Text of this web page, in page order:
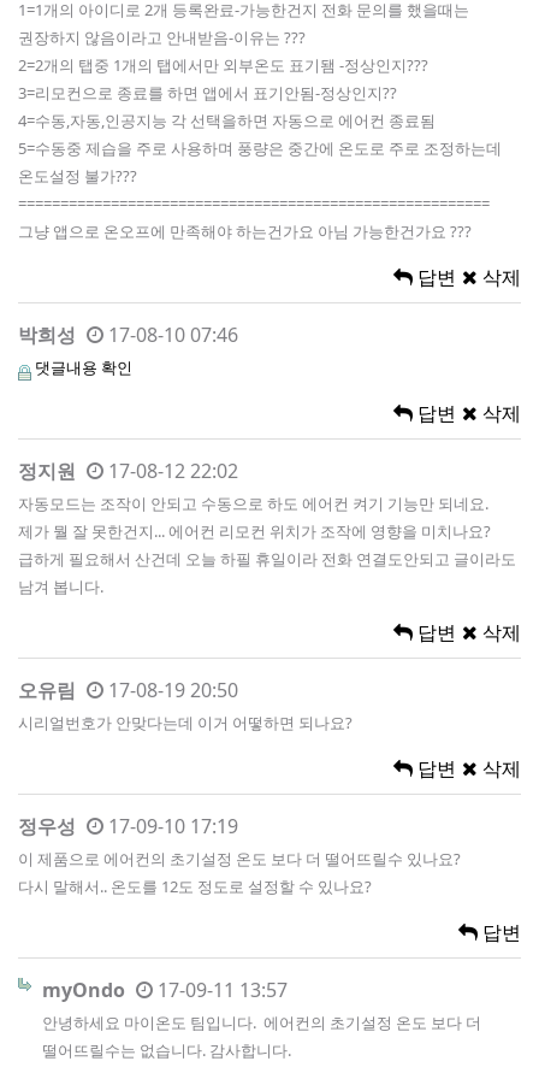
1=1개의 아이디로 2개 등록완료-가능한건지 전화 문의를 했을때는
권장하지 않음이라고 안내받음-이유는 ???
2=2개의 탭중 1개의 탭에서만 외부온도 표기됌 -정상인지???
3=리모컨으로 종료를 하면 앱에서 표기안됨-정상인지??
4=수동,자동,인공지능 각 선택을하면 자동으로 에어컨 종료됨
5=수동중 제습을 주로 사용하며 풍량은 중간에 온도로 주로 조정하는데
온도설정 불가???
========================================================
그냥 앱으로 온오프에 만족해야 하는건가요 아님 가능한건가요 ???
답변 삭제
박희성 17-08-10 07:46
댓글내용 확인
답변 삭제
정지원 17-08-12 22:02
자동모드는 조작이 안되고 수동으로 하도 에어컨 켜기 기능만 되네요.
제가 뭘 잘 못한건지... 에어컨 리모컨 위치가 조작에 영향을 미치나요?
급하게 필요해서 산건데 오늘 하필 휴일이라 전화 연결도안되고 글이라도
남겨 봅니다.
답변 삭제
오유림 17-08-19 20:50
시리얼번호가 안맞다는데 이거 어떻하면 되나요?
답변 삭제
정우성 17-09-10 17:19
이 제품으로 에어컨의 초기설정 온도 보다 더 떨어뜨릴수 있나요?
다시 말해서.. 온도를 12도 정도로 설정할 수 있나요?
답변
myOndo 17-09-11 13:57
안녕하세요 마이온도 팀입니다. 에어컨의 초기설정 온도 보다 더
떨어뜨릴수는 없습니다. 감사합니다.